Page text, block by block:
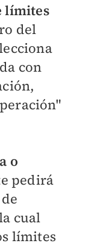
límites
del
con
o
pedirá
cual
límites